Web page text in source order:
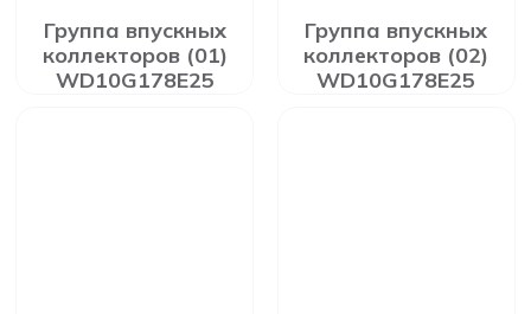
Группа впускных
коллекторов (01)
WD10G178E25
Группа впускных
коллекторов (02)
WD10G178E25